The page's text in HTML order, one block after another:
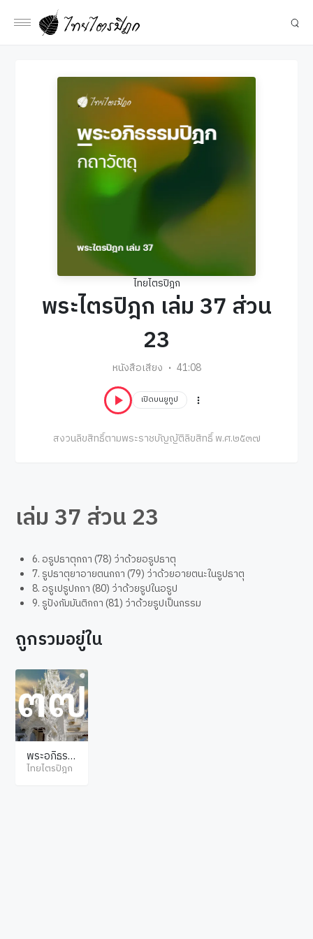
ไทยไตรปิฎก
พระไตรปิฎก เล่ม 37 ส่วน
23
หนังสือเสียง 41:08
เปิดบนยูทูป
สงวนลิขสิทธิ์ตามพระราชบัญญัติลิขสิทธิ์ พ.ศ.๒๕๓๗
เล่ม 37 ส่วน 23
6. อรูปธาตุกถา (78) ว่าด้วยอรูปธาตุ
7. รูปธาตุยาอายตนกถา (79) ว่าด้วยอายตนะในรูปธาตุ
8. อรูเปรูปกถา (80) ว่าด้วยรูปในอรูป
9. รูปังกัมมันติกถา (81) ว่าด้วยรูปเป็นกรรม
ถูกรวมอยู่ใน
พระอภิธรร
มปิฎก กถา
ไทยไตรปิฎก